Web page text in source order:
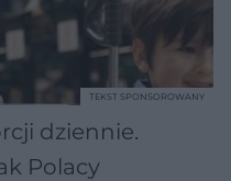
dziennie.
Polacy
TEKST SPONSOROWANY